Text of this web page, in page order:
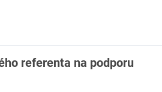
referenta na podporu